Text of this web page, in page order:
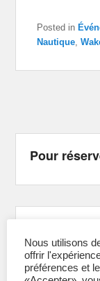
Posted in
Nautique,
Pour
Sur Facebook :
Sur Instagram
Sur Tiktok :
Nous utilisons
offrir
préférences et